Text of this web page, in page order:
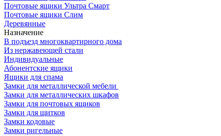
Почтовые ящики Ультра Смарт
Почтовые ящики Слим
Деревянные
Назначение
В подъезд многоквартирного дома
Из нержавеющей стали
Индивидуальные
Абонентские ящики
Ящики для спама
Замки для металлической мебели
Замки для металлических шкафов
Замки для почтовых ящиков
Замки для щитков
Замки кодовые
Замки ригельные